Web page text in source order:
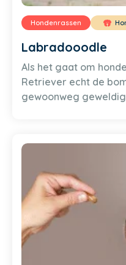
Hondenrassen
Labradooodle
Als het gaat om
Retriever echt de
gewoonweg